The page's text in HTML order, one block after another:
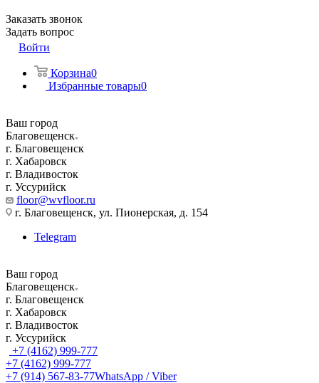
Заказать звонок
Задать вопрос
Войти
Корзина0
Избранные товары0
Ваш город
Благовещенск
г. Благовещенск
г. Хабаровск
г. Владивосток
г. Уссурийск
floor@wvfloor.ru
г. Благовещенск, ул. Пионерская, д. 154
Telegram
Ваш город
Благовещенск
г. Благовещенск
г. Хабаровск
г. Владивосток
г. Уссурийск
+7 (4162) 999-777
+7 (4162) 999-777
+7 (914) 567-83-77WhatsApp / Viber